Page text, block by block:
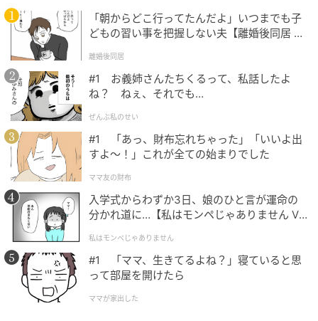
の屋外でも瞬時に涼しさを確保できる「強風」まで、
指先ひとつで切り替えられます。
◇コンパクト＆超軽量！ なのに驚きの12時間スタミナ
バッテリー
こんなにコンパクトだけど、バッテリー2,600mAhの
大容量。
重さはわずか約97gの軽さなのに、最大12時間の連続
使用が可能です。（※風量最小時の時間です、使用風
量により異なります）朝から夜まで、これ1台で一日中
涼しさをキープできます。
「朝からどこ行ってたんだよ」いつまでも子
どもの習い事を把握しない夫【離婚後同居 Vo
離婚後同居
#1 お義姉さんたちくるって、私話したよ
ね？ ねぇ、それでも…
ぜんぶ私のせい
#1 「あっ、財布忘れちゃった」「いいよ出
すよ〜！」これが全ての始まりでした
ママ友の財布
入学式からわずか3日、娘のひと言が運命の
分かれ道に…【私はモンペじゃありません Vo
私はモンペじゃありません
#1 「ママ、生きてるよね？」寝ていると思
って部屋を開けたら
ママが家出した